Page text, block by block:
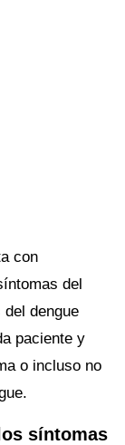
con
del
dengue
paciente y
o incluso no
síntomas